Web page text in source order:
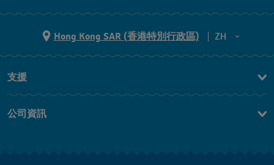
Hong Kong SAR (香港特別行政區)
ZH
ZH
支援
常見問題
公司資訊